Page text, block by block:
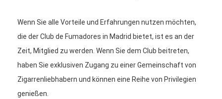
Wenn Sie alle Vorteile und Erfahrungen nutzen möchten,
die der Club de Fumadores in Madrid bietet, ist es an der
Zeit, Mitglied zu werden. Wenn Sie dem Club beitreten,
haben Sie exklusiven Zugang zu einer Gemeinschaft von
Zigarrenliebhabern und können eine Reihe von Privilegien
genießen.